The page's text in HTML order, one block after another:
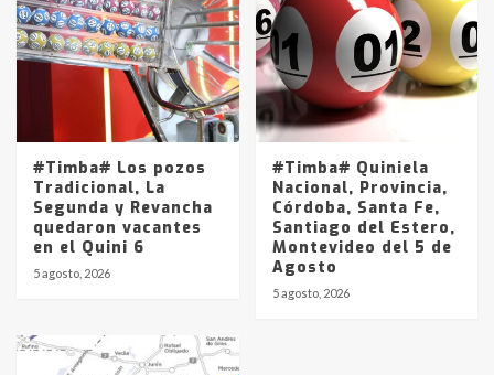
#Timba# Los pozos
Tradicional, La
Segunda y Revancha
quedaron vacantes
en el Quini 6
5 agosto, 2026
#Timba# Quiniela
Nacional, Provincia,
Córdoba, Santa Fe,
Santiago del Estero,
Montevideo del 5 de
Agosto
5 agosto, 2026